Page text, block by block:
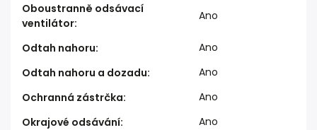
Oboustranně odsávací
ventilátor:
Ano
Odtah nahoru:
Ano
Odtah nahoru a dozadu:
Ano
Ochranná zástrčka:
Ano
Okrajové odsávání:
Ano